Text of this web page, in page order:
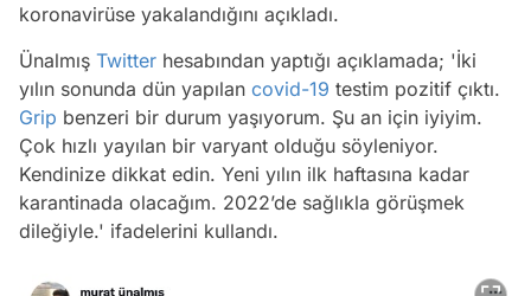
koronavirüse yakalandığını açıkladı.
Ünalmış Twitter hesabından yaptığı açıklamada; 'İki
yılın sonunda dün yapılan covid-19 testim pozitif çıktı.
Grip benzeri bir durum yaşıyorum. Şu an için iyiyim.
Çok hızlı yayılan bir varyant olduğu söyleniyor.
Kendinize dikkat edin. Yeni yılın ilk haftasına kadar
karantinada olacağım. 2022’de sağlıkla görüşmek
dileğiyle.' ifadelerini kullandı.